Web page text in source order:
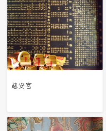
慈安宮